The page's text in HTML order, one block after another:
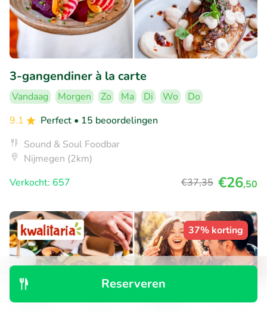
Reserveren
3-gangendiner à la carte
Vandaag Morgen Zo Ma Di Wo
Do
9.1
Perfect • 15 beoordelingen
Sound & Soul Foodbar
Nijmegen (2km)
Verkocht: 657
€37,35 €26,50
37% korting